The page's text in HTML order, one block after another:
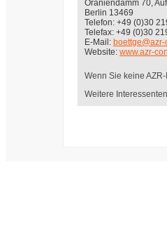
Oraniendamm 70,
Berlin 13469
Telefon: +49 (0)30
Telefax: +49 (0)30
E-Mail:
Website: www.azr-
Wenn Sie keine
Weitere